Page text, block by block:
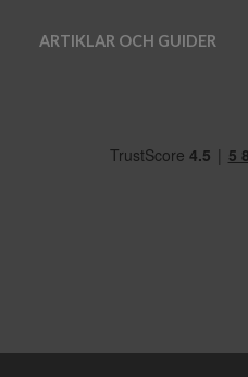
ARTIKLAR OCH GUIDER